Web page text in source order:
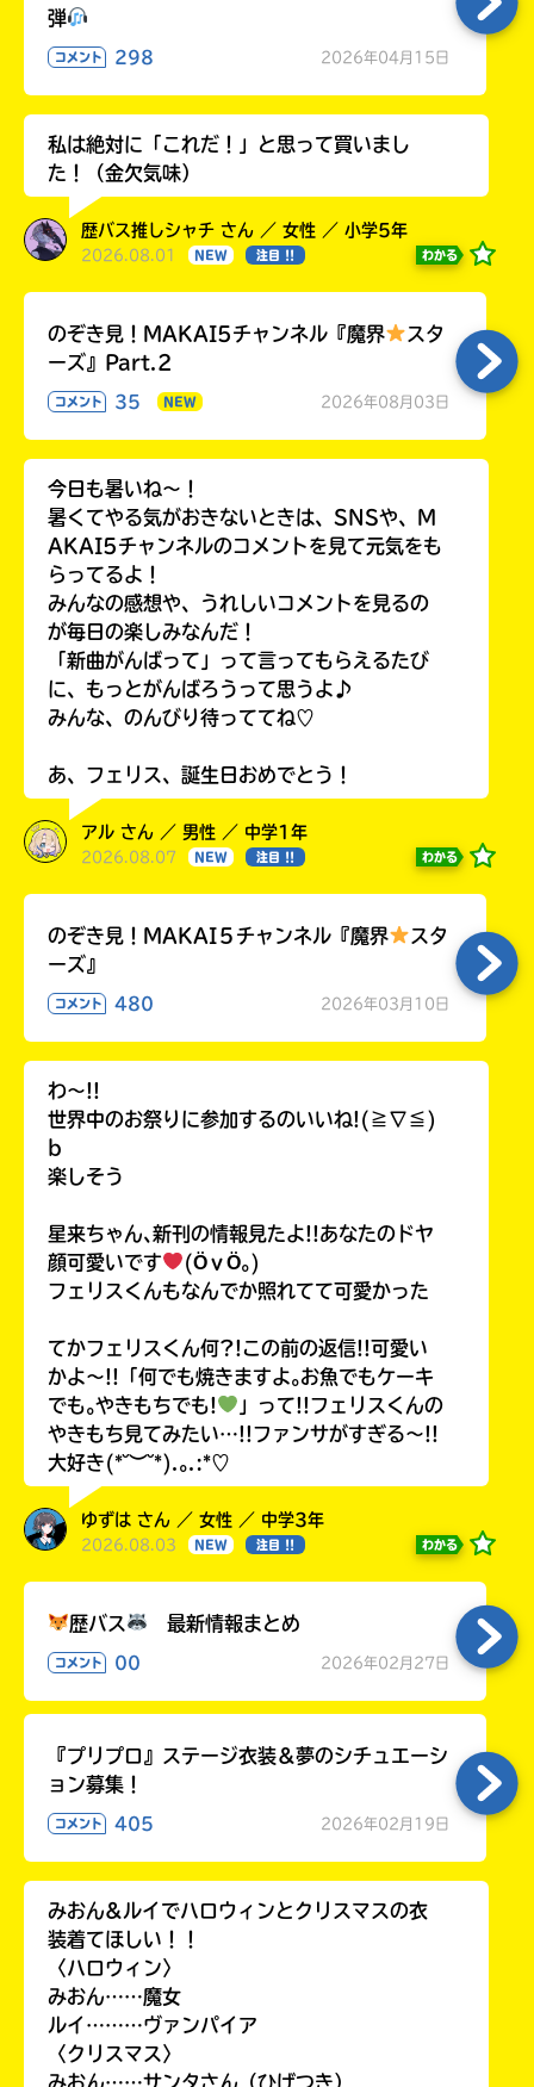
弾
コメント 298 2026年04月15日
私は絶対に「これだ！」と思って買いまし
た！（金欠気味）
歴バス推しシャチ さん ／ 女性 ／ 小学5年
2026.08.01 NEW 注目 !! わかる
のぞき見！MAKAI5チャンネル『魔界
スタ
ーズ』Part.2
コメント 35 NEW 2026年08月03日
今日も暑いね〜！
暑くてやる気がおきないときは、SNSや、M
AKAI5チャンネルのコメントを見て元気をも
らってるよ！
みんなの感想や、うれしいコメントを見るの
が毎日の楽しみなんだ！
「新曲がんばって」って言ってもらえるたび
に、もっとがんばろうって思うよ♪
みんな、のんびり待っててね♡
あ、フェリス、誕生日おめでとう！
アル さん ／ 男性 ／ 中学1年
2026.08.07 NEW 注目 !! わかる
のぞき見！MAKAI５チャンネル『魔界
スタ
ーズ』
コメント 480 2026年03月10日
わ〜!!
世界中のお祭りに参加するのいいね!(≧∇≦)
b
楽しそう
星来ちゃん､新刊の情報見たよ!!あなたのドヤ
顔可愛いです
(ӦｖӦ｡)
フェリスくんもなんでか照れてて可愛かった
てかフェリスくん何?!この前の返信!!可愛い
かよ〜!!「何でも焼きますよ｡お魚でもケーキ
でも｡やきもちでも!
」って!!フェリスくんの
やきもち見てみたい…!!ファンサがすぎる〜!!
大好き(*˘︶˘*).｡.:*♡
ゆずは さん ／ 女性 ／ 中学3年
2026.08.03 NEW 注目 !! わかる
歴バス 最新情報まとめ
コメント 00 2026年02月27日
『プリプロ』ステージ衣装＆夢のシチュエーシ
ョン募集！
コメント 405 2026年02月19日
みおん&ルイでハロウィンとクリスマスの衣
装着てほしい！！
〈ハロウィン〉
みおん……魔女
ルイ………ヴァンパイア
〈クリスマス〉
みおん……サンタさん（ひげつき）